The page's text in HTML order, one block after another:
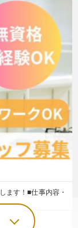
ます！■仕事内容・